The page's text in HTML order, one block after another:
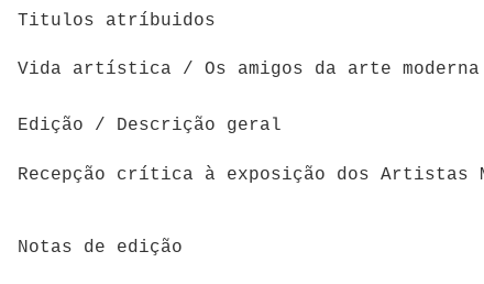
Titulos atríbuidos
Vida artística / Os amigos da arte
Edição / Descrição geral
Recepção crítica à exposição dos Artistas
Notas de edição